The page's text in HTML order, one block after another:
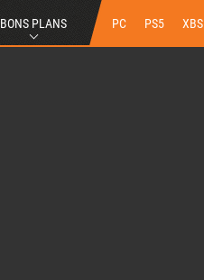
BONS PLANS PC PS5 XBS